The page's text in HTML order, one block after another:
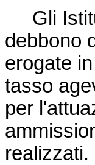
Gli
debbono
erogate
tasso
per
realizzati.